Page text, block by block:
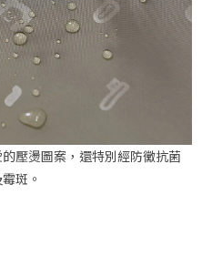
壓燙圖案，還特別經防黴抗菌
斑。